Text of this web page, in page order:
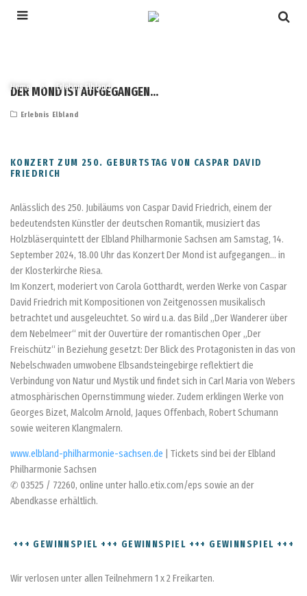
Home Erlebnis Elbland
DER MOND IST AUFGEGANGEN…
Erlebnis Elbland
KONZERT ZUM 250. GEBURTSTAG VON CASPAR DAVID
FRIEDRICH
Anlässlich des 250. Jubiläums von Caspar David Friedrich, einem der
bedeutendsten Künstler der deutschen Romantik, musiziert das
Holzbläserquintett der Elbland Philharmonie Sachsen am Samstag, 14.
September 2024, 18.00 Uhr das Konzert Der Mond ist aufgegangen… in
der Klosterkirche Riesa.
Im Konzert, moderiert von Carola Gotthardt, werden Werke von Caspar
David Friedrich mit Kompositionen von Zeitgenossen musikalisch
betrachtet und ausgeleuchtet. So wird u.a. das Bild „Der Wanderer über
dem Nebelmeer“ mit der Ouvertüre der romantischen Oper „Der
Freischütz“ in Beziehung gesetzt: Der Blick des Protagonisten in das von
Nebelschwaden umwobene Elbsandsteingebirge reflektiert die
Verbindung von Natur und Mystik und findet sich in Carl Maria von Webers
atmosphärischen Opernstimmung wieder. Zudem erklingen Werke von
Georges Bizet, Malcolm Arnold, Jaques Offenbach, Robert Schumann
sowie weiteren Klangmalern.
www.elbland-philharmonie-sachsen.de | Tickets sind bei der Elbland
Philharmonie Sachsen
✆ 03525 / 72260, online unter hallo.etix.com/eps sowie an der
Abendkasse erhältlich.
+++ GEWINNSPIEL +++ GEWINNSPIEL +++ GEWINNSPIEL +++
Wir verlosen unter allen Teilnehmern 1 x 2 Freikarten.